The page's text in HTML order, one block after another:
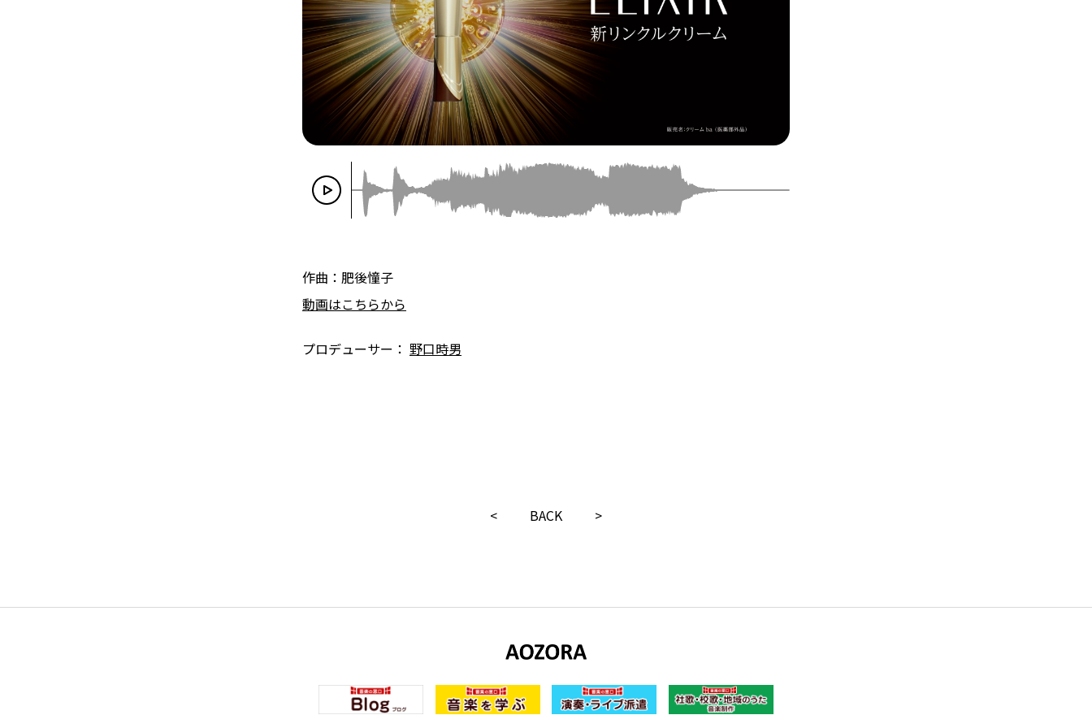
作曲：肥後憧子
動画はこちらから
プロデューサー： 野口時男
< BACK >